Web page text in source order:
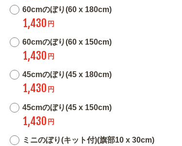
60cmのぼり(60 x 180cm)
1,430 円
60cmのぼり(60 x 150cm)
1,430 円
45cmのぼり(45 x 180cm)
1,430 円
45cmのぼり(45 x 150cm)
1,430 円
ミニのぼり(キット付)(旗部10 x 30cm)